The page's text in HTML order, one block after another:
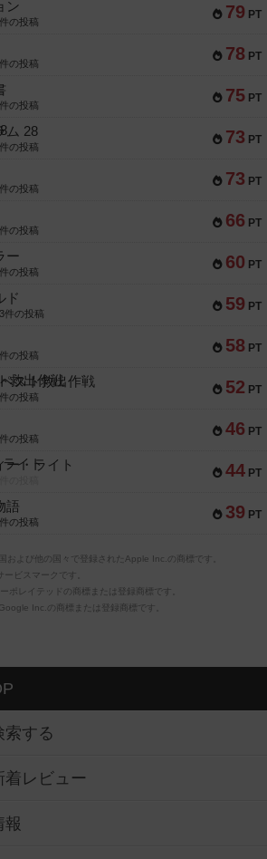
79 PT
ン
の投稿
78 PT
の投稿
75 PT
の投稿
73 PT
ム 28
の投稿
73 PT
の投稿
66 PT
の投稿
60 PT
ー
の投稿
59 PT
ド
件の投稿
58 PT
の投稿
52 PT
スト救出作戦
の投稿
46 PT
の投稿
44 PT
ー・ライト
39 PT
語
の投稿
および他の国々で登録されたApple Inc.の商標です。
ビスマークです。
ポレイテッドの商標または登録商標です。
Inc.の商標または登録商標です。
索する
レビュー
報